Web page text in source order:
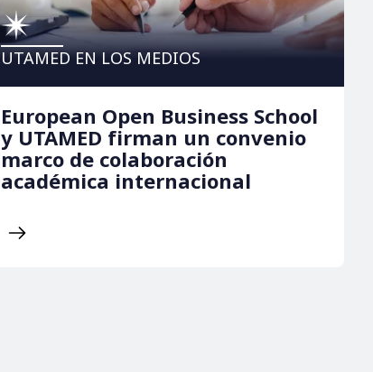
UTAMED EN LOS MEDIOS
European Open Business School
y UTAMED firman un convenio
marco de colaboración
académica internacional